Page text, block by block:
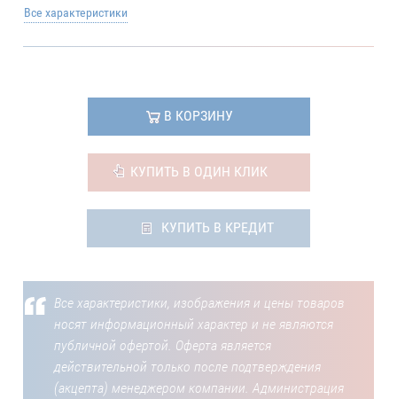
Все характеристики
В КОРЗИНУ
КУПИТЬ В ОДИН КЛИК
КУПИТЬ В КРЕДИТ
Все характеристики, изображения и цены товаров
носят информационный характер и не являются
публичной офертой. Оферта является
действительной только после подтверждения
(акцепта) менеджером компании. Администрация